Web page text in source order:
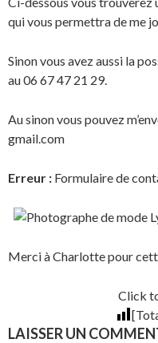
qui vous permettra de me
Sinon vous avez aussi la
au 06 67 47 21 29.
Au sinon vous pouvez
gmail.com
Erreur : Formulaire de
Merci à Charlotte pour
Click
LAISSER UN